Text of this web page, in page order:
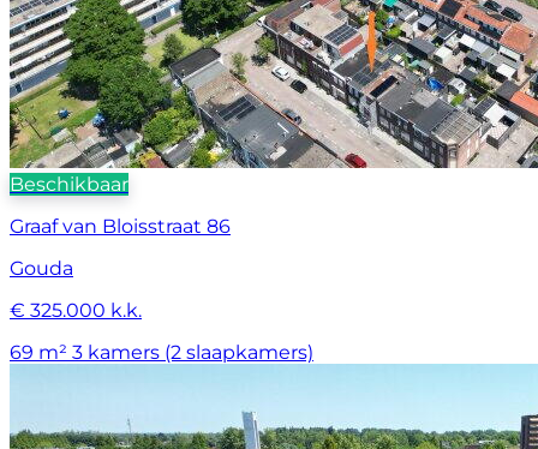
Beschikbaar
Graaf van Bloisstraat 86
Gouda
€ 325.000 k.k.
69 m² 3 kamers (2 slaapkamers)